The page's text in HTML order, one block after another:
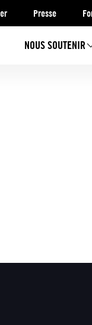
Presse
NOUS SOUTENIR